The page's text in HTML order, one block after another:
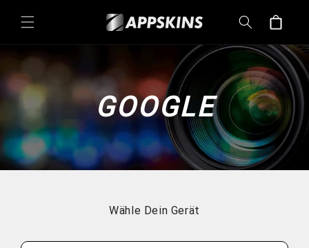
au contenu
Panier
GOOGLE
Wähle Dein Gerät